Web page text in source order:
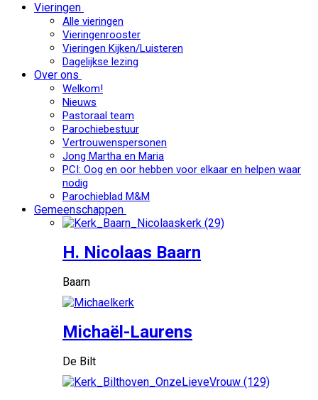
Vieringen
Alle vieringen
Vieringenrooster
Vieringen Kijken/Luisteren
Dagelijkse lezing
Over ons
Welkom!
Nieuws
Pastoraal team
Parochiebestuur
Vertrouwenspersonen
Jong Martha en Maria
PCI: Oog en oor hebben voor elkaar en helpen waar
nodig
Parochieblad M&M
Gemeenschappen
H. Nicolaas Baarn
Baarn
Michaël-Laurens
De Bilt